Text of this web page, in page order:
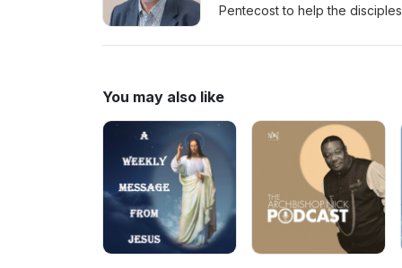
Pentecost to help the
danger you will do the same
You may also like